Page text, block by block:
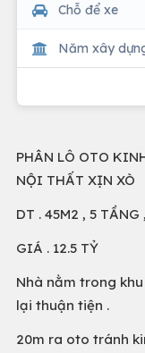
Chỗ để xe
Năm xây
PHÂN LÔ OTO
NỘI THẤT XỊN XÒ
DT . 45M2 , 5 TẦNG
GIÁ . 12.5 TỶ
Nhà nằm trong
lại thuận tiện .
20m ra oto tránh